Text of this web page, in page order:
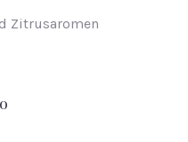
Zitrusaromen